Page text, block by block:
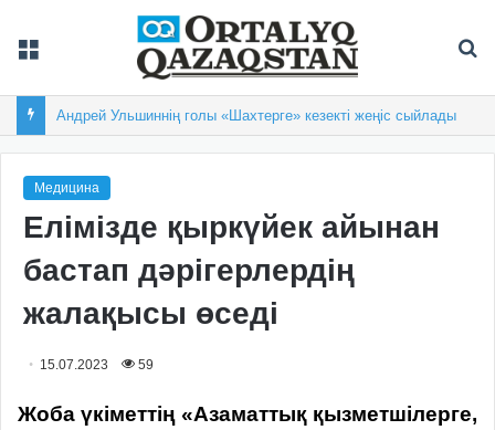
Андрей Ульшиннің голы «Шахтерге» кезекті жеңіс сыйлады
Медицина
Елімізде қыркүйек айынан
бастап дәрігерлердің
жалақысы өседі
15.07.2023 59
Жоба үкіметтің «Азаматтық қызметшілерге,